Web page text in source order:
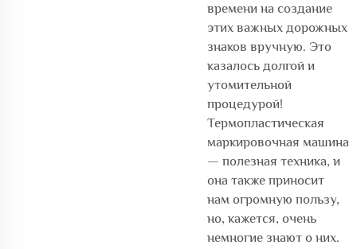
времени на создание
этих важных дорожных
знаков вручную. Это
казалось долгой и
утомительной
процедурой!
Термопластическая
маркировочная машина
— полезная техника, и
она также приносит
нам огромную пользу,
но, кажется, очень
немногие знают о них.